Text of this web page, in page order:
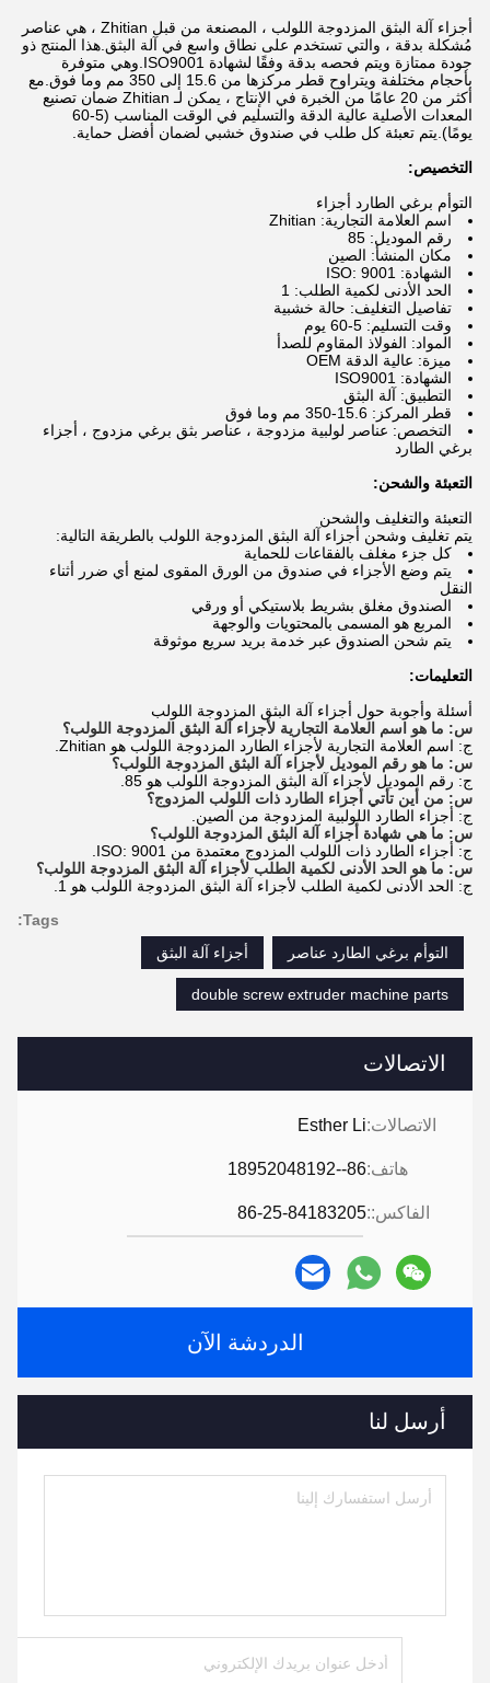
الاتصالات
الاتصالات:Esther Li
هاتف:86--18952048192
الفاكس::86-25-84183205
الدردشة الآن
أرسل لنا
أجزاء آلة البثق المزدوجة اللولب ، المصنعة من قبل Zhitian ، هي عناصر
مُشكلة بدقة ، والتي تستخدم على نطاق واسع في آلة البثق.هذا المنتج ذو
جودة ممتازة ويتم فحصه بدقة وفقًا لشهادة ISO9001.وهي متوفرة
بأحجام مختلفة ويتراوح قطر مركزها من 15.6 إلى 350 مم وما فوق.مع
أكثر من 20 عامًا من الخبرة في الإنتاج ، يمكن لـ Zhitian ضمان تصنيع
المعدات الأصلية عالية الدقة والتسليم في الوقت المناسب (5-60
يومًا).يتم تعبئة كل طلب في صندوق خشبي لضمان أفضل حماية.
التخصيص:
التوأم برغي الطارد أجزاء
اسم العلامة التجارية: Zhitian
رقم الموديل: 85
مكان المنشأ: الصين
الشهادة: ISO: 9001
الحد الأدنى لكمية الطلب: 1
تفاصيل التغليف: حالة خشبية
وقت التسليم: 5-60 يوم
المواد: الفولاذ المقاوم للصدأ
ميزة: عالية الدقة OEM
الشهادة: ISO9001
التطبيق: آلة البثق
قطر المركز: 15.6-350 مم وما فوق
التخصص: عناصر لولبية مزدوجة ، عناصر بثق برغي مزدوج ، أجزاء
برغي الطارد
التعبئة والشحن:
التعبئة والتغليف والشحن
يتم تغليف وشحن أجزاء آلة البثق المزدوجة اللولب بالطريقة التالية:
كل جزء مغلف بالفقاعات للحماية
يتم وضع الأجزاء في صندوق من الورق المقوى لمنع أي ضرر أثناء
النقل
الصندوق مغلق بشريط بلاستيكي أو ورقي
المربع هو المسمى بالمحتويات والوجهة
يتم شحن الصندوق عبر خدمة بريد سريع موثوقة
التعليمات:
أسئلة وأجوبة حول أجزاء آلة البثق المزدوجة اللولب
س: ما هو اسم العلامة التجارية لأجزاء آلة البثق المزدوجة اللولب؟
ج: اسم العلامة التجارية لأجزاء الطارد المزدوجة اللولب هو Zhitian.
س: ما هو رقم الموديل لأجزاء آلة البثق المزدوجة اللولب؟
ج: رقم الموديل لأجزاء آلة البثق المزدوجة اللولب هو 85.
س: من أين تأتي أجزاء الطارد ذات اللولب المزدوج؟
ج: أجزاء الطارد اللولبية المزدوجة من الصين.
س: ما هي شهادة أجزاء آلة البثق المزدوجة اللولب؟
ج: أجزاء الطارد ذات اللولب المزدوج معتمدة من ISO: 9001.
س: ما هو الحد الأدنى لكمية الطلب لأجزاء آلة البثق المزدوجة اللولب؟
ج: الحد الأدنى لكمية الطلب لأجزاء آلة البثق المزدوجة اللولب هو 1.
Tags:
التوأم برغي الطارد عناصر
أجزاء آلة البثق
double screw extruder machine parts